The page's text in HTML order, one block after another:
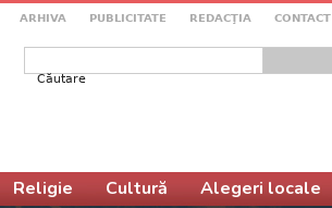
ARHIVA PUBLICITATE REDACŢIA CONTACT
Formular de căutare
Religie Cultură Alegeri locale